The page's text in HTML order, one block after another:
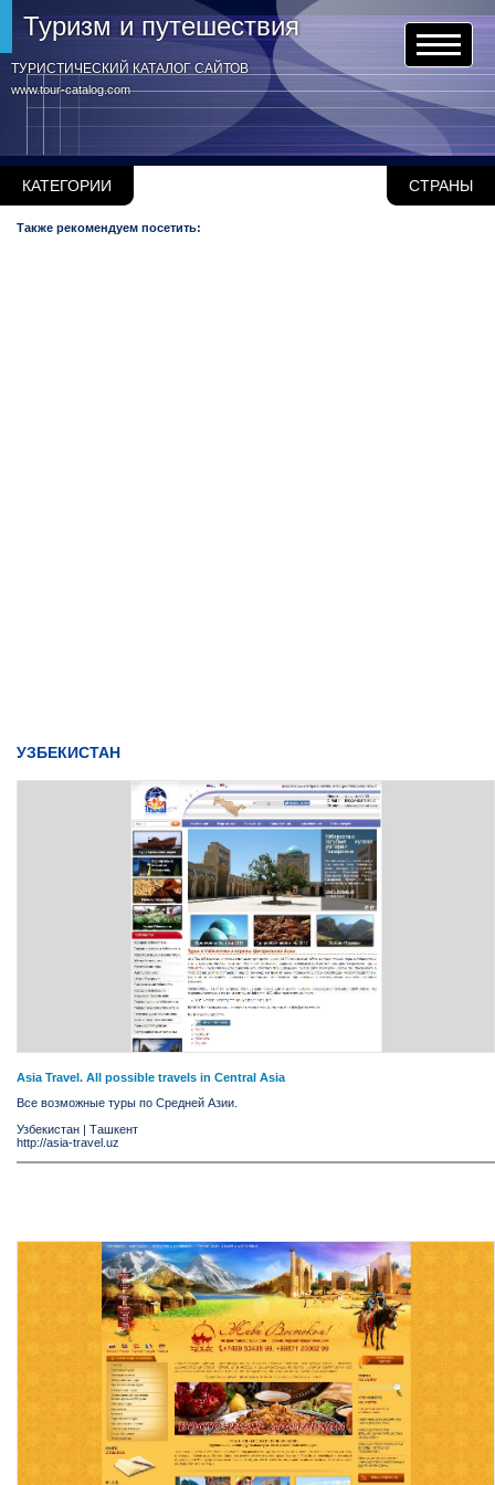
www.tour-catalog.com
Туризм и путешествия
ТУРИСТИЧЕСКИЙ КАТАЛОГ САЙТОВ
КАТЕГОРИИ СТРАНЫ
Также рекомендуем посетить:
УЗБЕКИСТАН
Asia Travel. All possible travels in Central Asia
Все возможные туры по Средней Азии.
Узбекистан | Ташкент
http://asia-travel.uz